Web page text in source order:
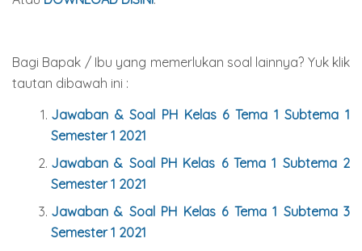
Bagi Bapak / Ibu yang memerlukan soal lainnya? Yuk klik
tautan dibawah ini :
Jawaban & Soal PH Kelas 6 Tema 1 Subtema 1
Semester 1 2021
Jawaban & Soal PH Kelas 6 Tema 1 Subtema 2
Semester 1 2021
Jawaban & Soal PH Kelas 6 Tema 1 Subtema 3
Semester 1 2021